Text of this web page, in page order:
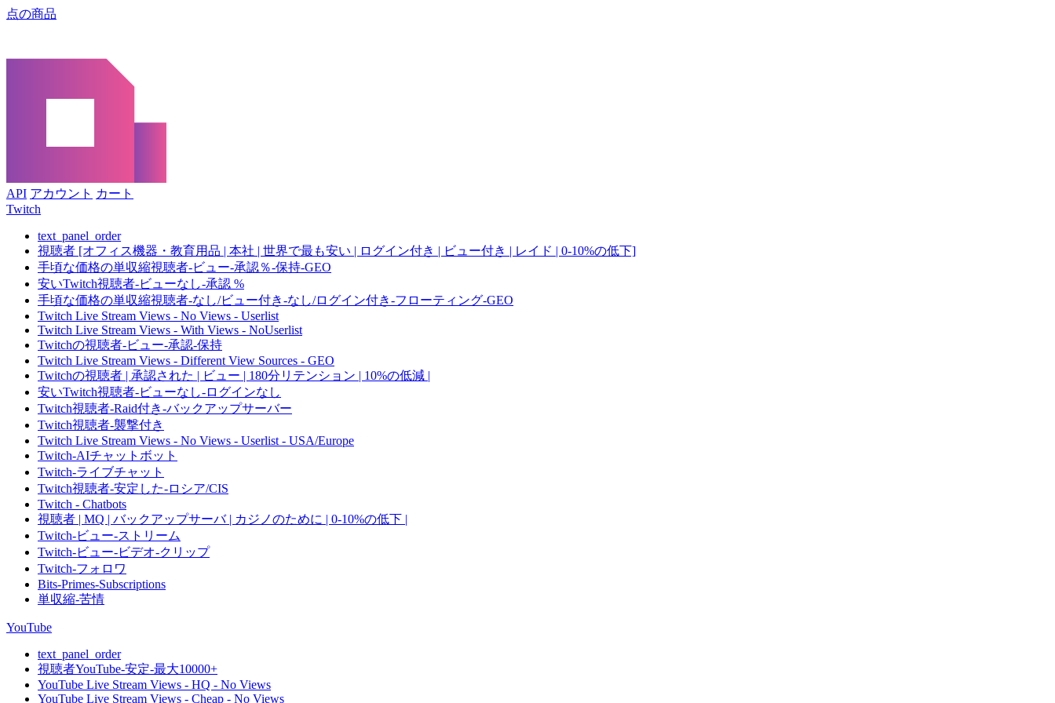
点の商品
API アカウント カート
Twitch
text_panel_order
視聴者 [オフィス機器・教育用品 | 本社 | 世界で最も安い | ログイン付き | ビュー付き | レイド | 0-10%の低下]
手頃な価格の単収縮視聴者-ビュー-承認％-保持-GEO
安いTwitch視聴者-ビューなし-承認 %
手頃な価格の単収縮視聴者-なし/ビュー付き-なし/ログイン付き-フローティング-GEO
Twitch Live Stream Views - No Views - Userlist
Twitch Live Stream Views - With Views - NoUserlist
Twitchの視聴者-ビュー-承認-保持
Twitch Live Stream Views - Different View Sources - GEO
Twitchの視聴者 | 承認された | ビュー | 180分リテンション | 10%の低減 |
安いTwitch視聴者-ビューなし-ログインなし
Twitch視聴者-Raid付き-バックアップサーバー
Twitch視聴者-襲撃付き
Twitch Live Stream Views - No Views - Userlist - USA/Europe
Twitch-AIチャットボット
Twitch-ライブチャット
Twitch視聴者-安定した-ロシア/CIS
Twitch - Chatbots
視聴者 | MQ | バックアップサーバ | カジノのために | 0-10%の低下 |
Twitch-ビュー-ストリーム
Twitch-ビュー-ビデオ-クリップ
Twitch-フォロワ
Bits-Primes-Subscriptions
単収縮-苦情
YouTube
text_panel_order
視聴者YouTube-安定-最大10000+
YouTube Live Stream Views - HQ - No Views
YouTube Live Stream Views - Cheap - No Views